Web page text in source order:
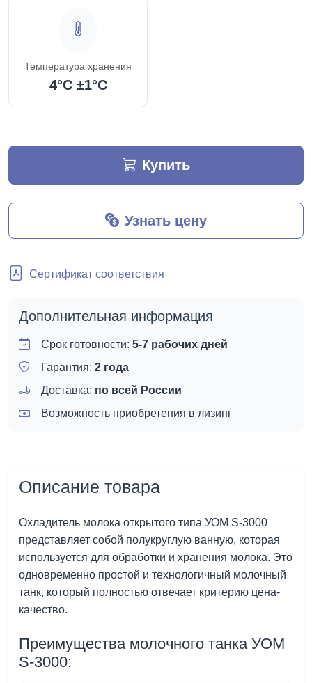
Температура хранения
4°C ±1°C
Купить
Узнать цену
Сертификат соответствия
Дополнительная информация
Срок готовности: 5-7 рабочих дней
Гарантия: 2 года
Доставка: по всей России
Возможность приобретения в лизинг
Описание товара
Охладитель молока открытого типа УОМ S-3000
представляет собой полукруглую ванную, которая
используется для обработки и хранения молока. Это
одновременно простой и технологичный молочный
танк, который полностью отвечает критерию цена-
качество.
Преимущества молочного танка УОМ
S-3000: